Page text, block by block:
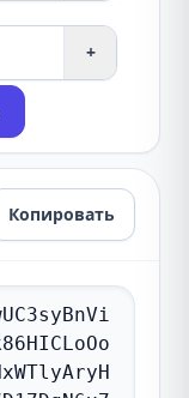
+
Копировать